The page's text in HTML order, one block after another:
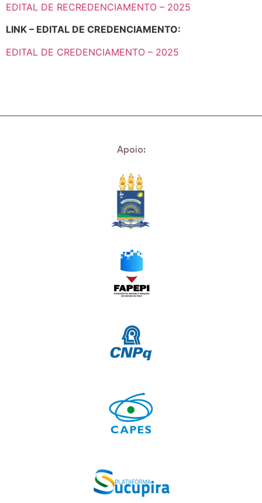
EDITAL DE RECREDENCIAMENTO – 2025
LINK – EDITAL DE CREDENCIAMENTO:
EDITAL DE CREDENCIAMENTO – 2025
Apoio: